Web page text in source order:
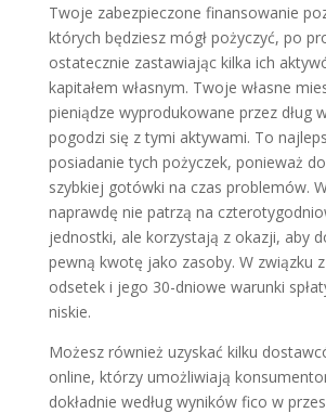
Twoje zabezpieczone finansowanie
których będziesz mógł pożyczyć, po
ostatecznie zastawiając kilka ich
kapitałem własnym. Twoje własne
pieniądze wyprodukowane przez dług
pogodzi się z tymi aktywami. To
posiadanie tych pożyczek, ponieważ
szybkiej gotówki na czas problemów.
naprawdę nie patrzą na
jednostki, ale korzystają z okazji, aby
pewną kwotę jako zasoby. W związku
odsetek i jego 30-dniowe warunki
niskie.
Możesz również uzyskać kilku
online, którzy umożliwiają
dokładnie według wyników fico w